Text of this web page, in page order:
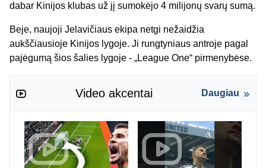
dabar Kinijos klubas už jį sumokėjo 4 milijonų svarų sumą.
Beje, naujoji Jelavičiaus ekipa netgi nežaidžia
aukščiausioje Kinijos lygoje. Ji rungtyniaus antroje pagal
pajėgumą šios šalies lygoje - „League One“ pirmenybėse.
Video akcentai Daugiau